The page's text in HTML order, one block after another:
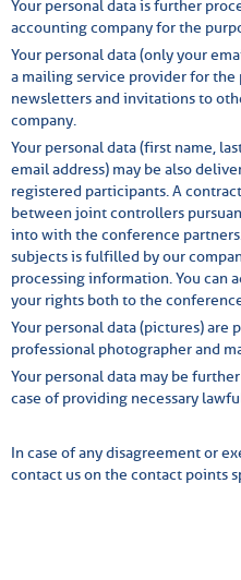
Your personal data is further
accounting company for the
Your personal data (only your
a mailing service provider for
newsletters and invitations to
company.
Your personal data (first name,
email address) may be also
registered participants. A
between joint controllers
into with the conference
subjects is fulfilled by our
processing information. You can
your rights both to the
Your personal data (pictures) are
professional photographer and
Your personal data may be
case of providing necessary
In case of any disagreement or
contact us on the contact points